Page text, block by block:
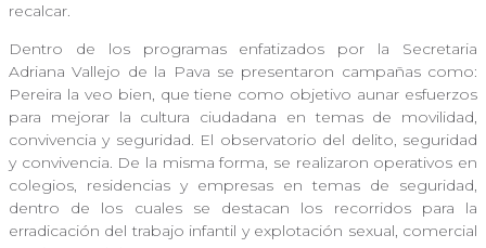
recalcar.
Dentro de los programas enfatizados por la Secretaria
Adriana Vallejo de la Pava se presentaron campañas como:
Pereira la veo bien, que tiene como objetivo aunar esfuerzos
para mejorar la cultura ciudadana en temas de movilidad,
convivencia y seguridad. El observatorio del delito, seguridad
y convivencia. De la misma forma, se realizaron operativos en
colegios, residencias y empresas en temas de seguridad,
dentro de los cuales se destacan los recorridos para la
erradicación del trabajo infantil y explotación sexual, comercial